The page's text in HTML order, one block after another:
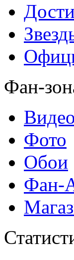
Фан-
Видео
Фото
Обои
Фан-